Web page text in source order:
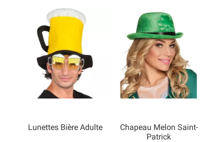
Lunettes Bière Adulte
Chapeau Melon Saint-
Patrick